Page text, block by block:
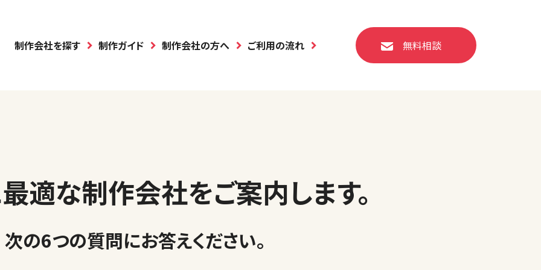
制作会社を探す 制作ガイド 制作会社の方へ ご利用の流れ 無料相談
適な制作会社をご案内します。
次の6つの質問にお答えください。